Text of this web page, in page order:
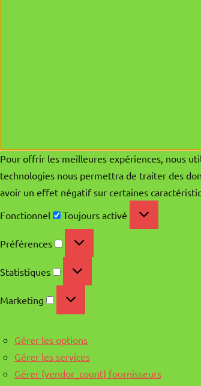
Pour offrir les meilleures expériences, nous
technologies nous permettra de traiter des
avoir un effet négatif sur certaines
Fonctionnel
Toujours activé
Préférences
Préférences
Statistiques
Statistiques
Marketing
Marketing
Gérer les options
Gérer les services
Gérer {vendor_count} fournisseurs